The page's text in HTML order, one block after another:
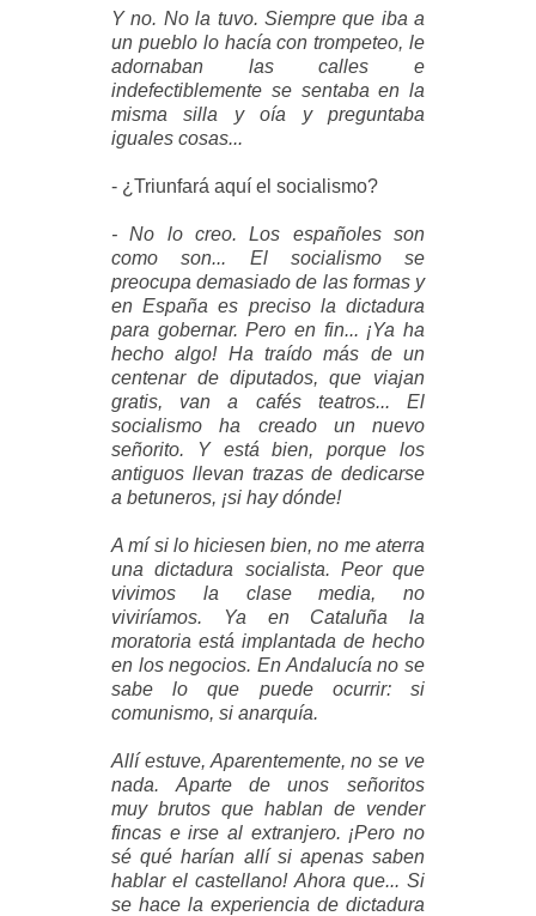
Y no. No la tuvo. Siempre que iba a
un pueblo lo hacía con trompeteo, le
adornaban las calles e
indefectiblemente se sentaba en la
misma silla y oía y preguntaba
iguales cosas...
- ¿Triunfará aquí el socialismo?
- No lo creo. Los españoles son
como son... El socialismo se
preocupa demasiado de las formas y
en España es preciso la dictadura
para gobernar. Pero en fin... ¡Ya ha
hecho algo! Ha traído más de un
centenar de diputados, que viajan
gratis, van a cafés teatros... El
socialismo ha creado un nuevo
señorito. Y está bien, porque los
antiguos llevan trazas de dedicarse
a betuneros, ¡si hay dónde!
A mí si lo hiciesen bien, no me aterra
una dictadura socialista. Peor que
vivimos la clase media, no
viviríamos. Ya en Cataluña la
moratoria está implantada de hecho
en los negocios. En Andalucía no se
sabe lo que puede ocurrir: si
comunismo, si anarquía.
Allí estuve, Aparentemente, no se ve
nada. Aparte de unos señoritos
muy brutos que hablan de vender
fincas e irse al extranjero. ¡Pero no
sé qué harían allí si apenas saben
hablar el castellano! Ahora que... Si
se hace la experiencia de dictadura